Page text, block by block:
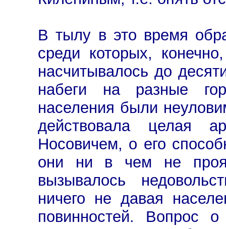
В тылу в это время
среди которых,
насчитывалось до
набеги на разные
населения были
действовала целая
Носовичем, о его
они ни в чем не
вызывалось
ничего не давая
повинностей. Вопрос